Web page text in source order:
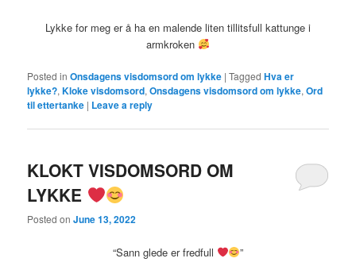
Lykke for meg er å ha en malende liten tillitsfull kattunge i
armkroken
Posted in Onsdagens visdomsord om lykke |Tagged Hva er
lykke?,Kloke visdomsord,Onsdagens visdomsord om lykke,Ord
til ettertanke | Leave a reply
KLOKT VISDOMSORD OM
LYKKE
Posted onJune 13, 2022
“Sann glede er fredfull ”